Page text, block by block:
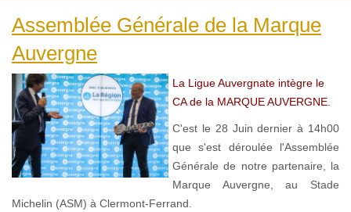
Assemblée Générale de la Marque
Auvergne
La Ligue Auvergnate intègre le
CA de la MARQUE AUVERGNE.
C'est le 28 Juin dernier à 14h00
que s'est déroulée l'Assemblée
Générale de notre partenaire, la
Marque Auvergne, au Stade
Michelin (ASM) à Clermont-Ferrand.